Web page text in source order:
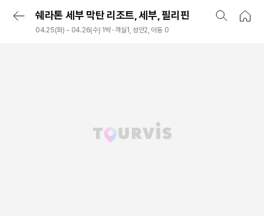
쉐라톤 세부 막탄 리조트, 세부, 필리핀
04.25(화) - 04.26(수) 1박 · 객실1, 성인2, 아동 0